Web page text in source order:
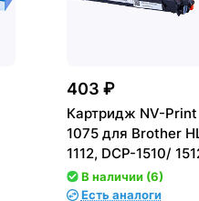
403 ₽
Картридж NV-
1075 для Brother
1112, DCP-1510/
1810/ 1815
В наличии (6)
Есть аналоги